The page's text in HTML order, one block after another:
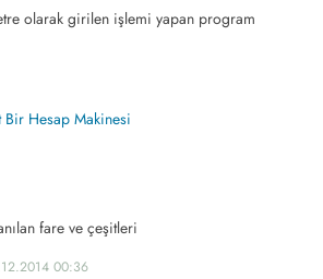
olarak girilen işlemi yapan program
fare ve çeşitleri
00:36